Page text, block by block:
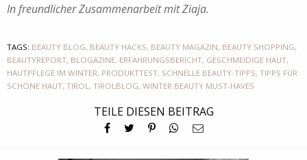
In freundlicher Zusammenarbeit mit Ziaja.
TAGS: BEAUTY BLOG, BEAUTY HACKS, BEAUTY MAGAZIN, BEAUTY SHOPPING,
BEAUTYREPORT, BLOGAZINE, ERFAHRUNGSBERICHT, GESCHMEIDIGE HAUT,
HAUTPFLEGE IM WINTER, PRODUKTTEST, SCHNELLE BEAUTY-TIPPS, TIPPS FÜR
SCHÖNE HAUT, TIROL , TIROLBLOG, WINTER BEAUTY MUST-HAVES
TEILE DIESEN BEITRAG